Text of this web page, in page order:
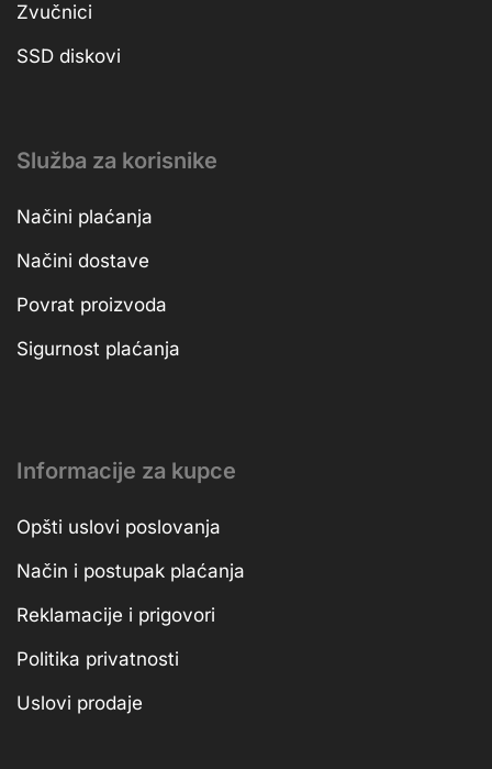
Zvučnici
SSD diskovi
Služba za korisnike
Načini plaćanja
Načini dostave
Povrat proizvoda
Sigurnost plaćanja
Informacije za kupce
Opšti uslovi poslovanja
Način i postupak plaćanja
Reklamacije i prigovori
Politika privatnosti
Uslovi prodaje